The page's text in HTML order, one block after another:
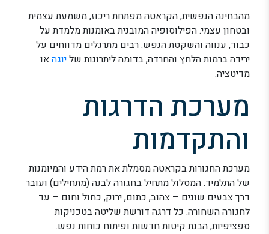
מהבחינה הנפשית, הקראטה מפתחת ריכוז, משמעת עצמית
ובטחון עצמי. הפילוסופיה המובנית באומנות מלמדת על
כבוד, ענווה והשקטת הנפש. רבים מתרגלים מדווחים על
ירידה ברמות הלחץ והחרדה, בדומה ליתרונות שליוגהאו
מדיטציה.
מערכת הדרגות
והתקדמות
מערכת החגורות בקראטה מסמלת את רמת הידע והמיומנות
של התלמיד. המסלול מתחיל בחגורה לבנה (מתחילים) ועובר
דרך צבעים שונים – צהוב, כתום, ירוק, כחול וחום – עד
לחגורה השחורה. כל דרגה דורשת שליטה בטכניקות
ספציפיות, הבנת קיטות חדשות ופיתוח כוחות נפש.